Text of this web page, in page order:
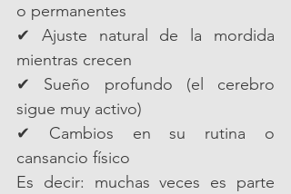
o permanentes
✔ Ajuste natural de la mordida
mientras crecen
✔ Sueño profundo (el cerebro
sigue muy activo)
✔ Cambios en su rutina o
cansancio físico
Es decir: muchas veces es parte